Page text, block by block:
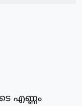
എണ്ണം